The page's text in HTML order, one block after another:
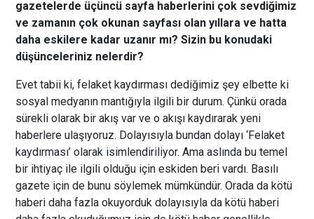
gazetelerde üçüncü sayfa haberlerini çok sevdiğimiz
ve zamanın çok okunan sayfası olan yıllara ve hatta
daha eskilere kadar uzanır mı? Sizin bu konudaki
düşünceleriniz nelerdir?
Evet tabii ki, felaket kaydırması dediğimiz şey elbette ki
sosyal medyanın mantığıyla ilgili bir durum. Çünkü orada
sürekli olarak bir akış var ve o akışı kaydırarak yeni
haberlere ulaşıyoruz. Dolayısıyla bundan dolayı ‘Felaket
kaydırması’ olarak isimlendiriliyor. Ama aslında bu temel
bir ihtiyaç ile ilgili olduğu için eskiden beri vardı. Basılı
gazete için de bunu söylemek mümkündür. Orada da kötü
haberi daha fazla okuyorduk dolayısıyla da kötü haberi